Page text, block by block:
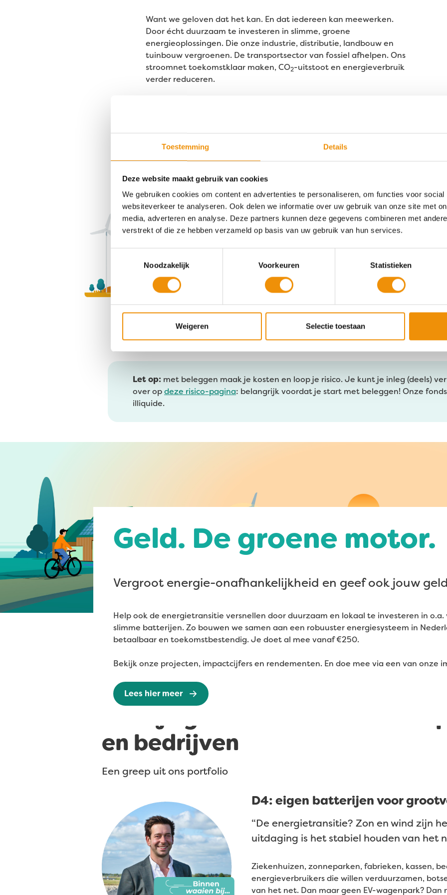
Toestemming Details
Deze website maakt gebruik van cookies
We gebruiken cookies om content en advertenties te personaliseren, om functies voor
websiteverkeer te analyseren. Ook delen we informatie over uw gebruik van onze site met
media, adverteren en analyse. Deze partners kunnen deze gegevens combineren met
verstrekt of die ze hebben verzameld op basis van uw gebruik van hun services.
Noodzakelijk
Voorkeuren Statistieken
Weigeren Selectie toestaan
Want we geloven dat het kan. En dat iedereen kan meewerken.
Door écht duurzaam te investeren in slimme, groene
energieoplossingen. Die onze industrie, distributie, landbouw en
tuinbouw vergroenen. De transportsector van fossiel afhelpen. Ons
stroomnet toekomstklaar maken, CO2-uitstoot en energieverbruik
verder reduceren.
Zo werkt je geld écht duurzaam
Onze impact: 859 duizend ton CO
Samen boeken we resultaat. Financieel
ja, maar ook: aantoonbaar
meer groene energie in Nederland en minder CO
2
-uitstoot. Impact
op alle fronten, dus.
Meer over onze impact
Dit zeggen onze deelnemers over ons
Let op: met beleggen maak je kosten en loop je risico. Je kunt je inleg (deels)
over opdeze risico-pagina: belangrijk voordat je start met beleggen! Onze
illiquide.
Geld. De groene motor.
Vergroot energie-onafhankelijkheid en geef ook jouw
Help ook de energietransitie versnellen door duurzaam en lokaal te investeren in
slimme batterijen. Zo bouwen we samen aan een robuuster energiesysteem in
betaalbaar en toekomstbestendig. Je doet al mee vanaf €250.
Bekijk onze projecten, impactcijfers en rendementen. En doe mee via een van onze
Lees hier meer
en bedrijven
Een greep uit ons portfolio
D4: eigen batterijen voor
“De energietransitie? Zon en wind zijn
uitdaging is het stabiel houden van het
Ziekenhuizen, zonneparken, fabrieken, kassen,
energieverbruikers die willen verduurzamen,
van het net. Dan maar geen EV-wagenpark? Dan